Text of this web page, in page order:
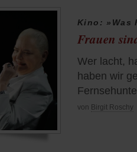
Kino: »Was
Frauen
Wer lacht,
haben wir
von Birgit Roschy